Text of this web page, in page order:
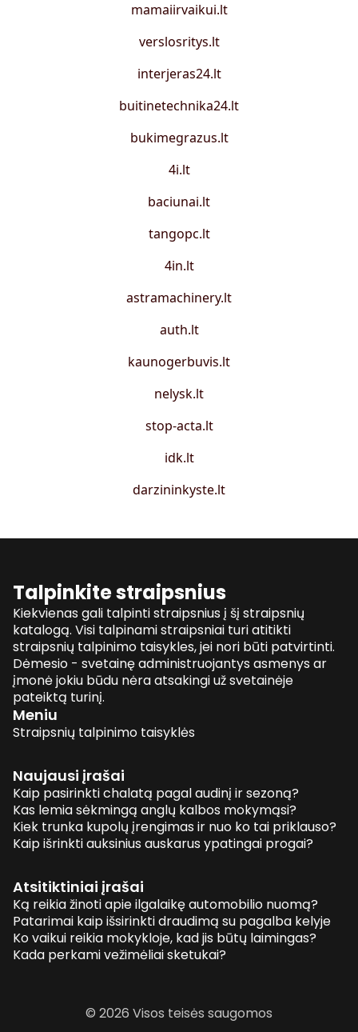
mamaiirvaikui.lt
verslosritys.lt
interjeras24.lt
buitinetechnika24.lt
bukimegrazus.lt
4i.lt
baciunai.lt
tangopc.lt
4in.lt
astramachinery.lt
auth.lt
kaunogerbuvis.lt
nelysk.lt
stop-acta.lt
idk.lt
darzininkyste.lt
Talpinkite straipsnius
Kiekvienas gali talpinti straipsnius į šį straipsnių
katalogą. Visi talpinami straipsniai turi atitikti
straipsnių talpinimo taisykles, jei nori būti patvirtinti.
Dėmesio - svetainę administruojantys asmenys ar
įmonė jokiu būdu nėra atsakingi už svetainėje
pateiktą turinį.
Meniu
Straipsnių talpinimo taisyklės
Naujausi įrašai
Kaip pasirinkti chalatą pagal audinį ir sezoną?
Kas lemia sėkmingą anglų kalbos mokymąsi?
Kiek trunka kupolų įrengimas ir nuo ko tai priklauso?
Kaip išrinkti auksinius auskarus ypatingai progai?
Atsitiktiniai įrašai
Ką reikia žinoti apie ilgalaikę automobilio nuomą?
Patarimai kaip išsirinkti draudimą su pagalba kelyje
Ko vaikui reikia mokykloje, kad jis būtų laimingas?
Kada perkami vežimėliai sketukai?
© 2026 Visos teisės saugomos